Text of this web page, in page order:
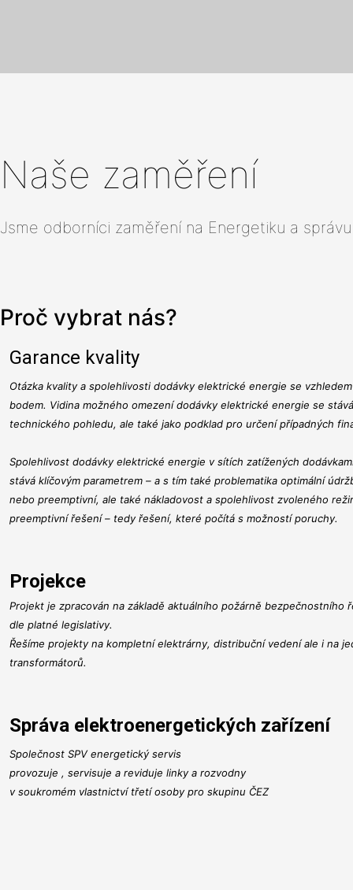
Naše zaměření
Jsme odborníci zaměření na Energetiku a
Proč vybrat nás?
Garance kvality
Otázka kvality a spolehlivosti dodávky elektrické energie se
bodem. Vidina možného omezení dodávky elektrické energie se
technického pohledu, ale také jako podklad pro určení případných
Spolehlivost dodávky elektrické energie v sítích zatížených
stává klíčovým parametrem – a s tím také problematika optimální
nebo preemptivní, ale také nákladovost a spolehlivost zvoleného
preemptivní řešení – tedy řešení, které počítá s možností poruchy.
Projekce
Projekt je zpracován na základě aktuálního požárně bezpečnostního
dle platné legislativy.
Řešíme projekty na kompletní elektrárny, distribuční vedení ale i na
transformátorů.
Správa elektroenergetických zařízení
Společnost SPV energetický servis
provozuje , servisuje a reviduje linky a rozvodny
v soukromém vlastnictví třetí osoby pro skupinu ČEZ